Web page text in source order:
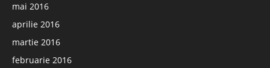
mai 2016
aprilie 2016
martie 2016
februarie 2016